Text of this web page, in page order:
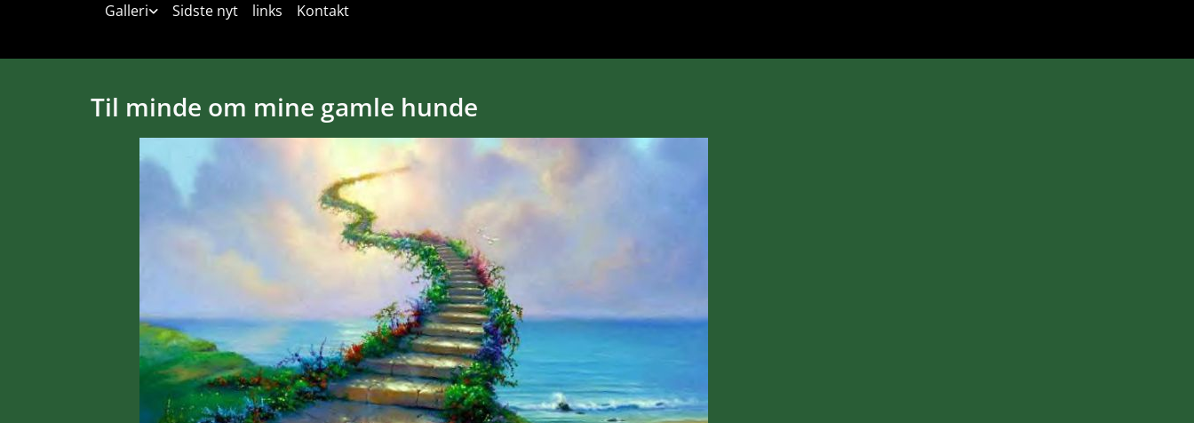
Galleri Sidste nyt links Kontakt
Til minde om mine gamle hunde